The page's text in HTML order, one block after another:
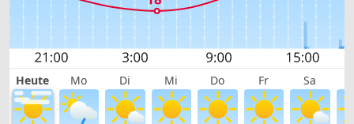
Heute Mo Di Mi Do Fr Sa